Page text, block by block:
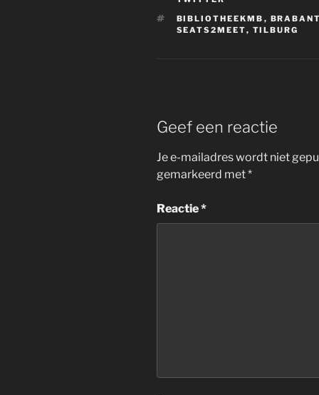
TAGS
BIBLIOTHEEKMB , BRABANT
SEATS2MEET, TILBURG
Geef een reactie
Je e-mailadres wordt niet
gemarkeerd met*
Reactie*